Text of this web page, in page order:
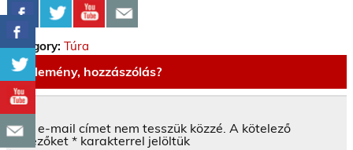
Category: Túra
Vélemény, hozzászólás?
Az e-mail címet nem tesszük közzé. A kötelező
mezőket * karakterrel jelöltük